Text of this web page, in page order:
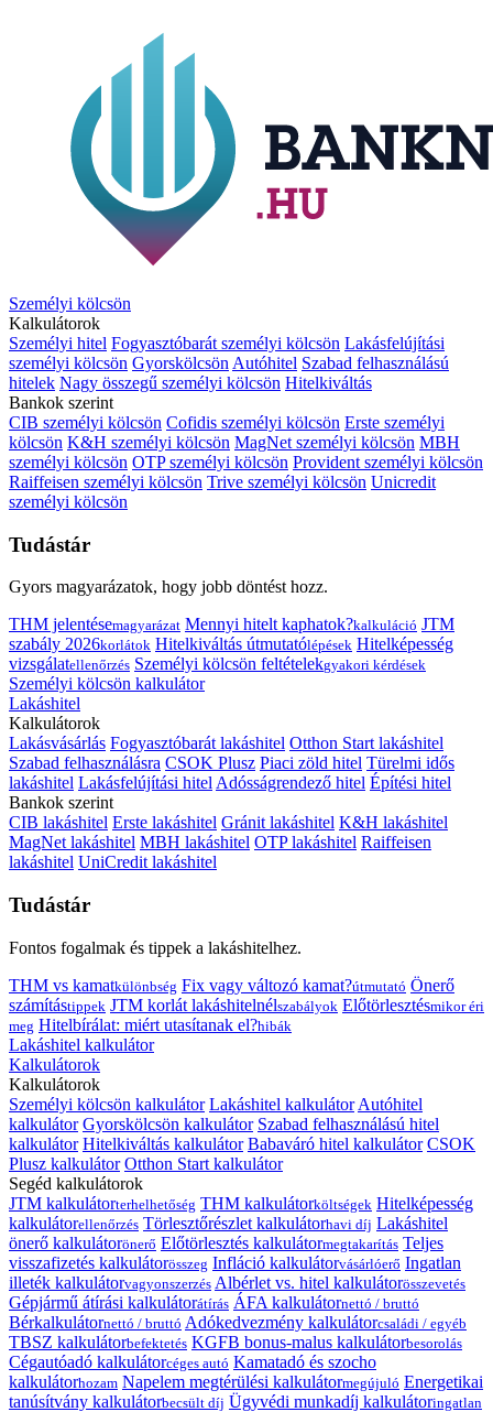
Személyi kölcsön
Kalkulátorok
Személyi hitel Fogyasztóbarát személyi kölcsön Lakásfelújítási
személyi kölcsön Gyorskölcsön Autóhitel Szabad felhasználású
hitelek Nagy összegű személyi kölcsön Hitelkiváltás
Bankok szerint
CIB személyi kölcsön Cofidis személyi kölcsön Erste személyi
kölcsön K&H személyi kölcsön MagNet személyi kölcsön MBH
személyi kölcsön OTP személyi kölcsön Provident személyi kölcsön
Raiffeisen személyi kölcsön Trive személyi kölcsön Unicredit
személyi kölcsön
Tudástár
Gyors magyarázatok, hogy jobb döntést hozz.
THM jelentésemagyarázat Mennyi hitelt kaphatok?kalkuláció JTM
szabály 2026korlátok Hitelkiváltás útmutatólépések Hitelképesség
vizsgálatellenőrzés Személyi kölcsön feltételekgyakori kérdések
Személyi kölcsön kalkulátor
Lakáshitel
Kalkulátorok
Lakásvásárlás Fogyasztóbarát lakáshitel Otthon Start lakáshitel
Szabad felhasználásra CSOK Plusz Piaci zöld hitel Türelmi idős
lakáshitel Lakásfelújítási hitelAdósságrendező hitel Építési hitel
Bankok szerint
CIB lakáshitel Erste lakáshitel Gránit lakáshitel K&H lakáshitel
MagNet lakáshitel MBH lakáshitel OTP lakáshitel Raiffeisen
lakáshitel UniCredit lakáshitel
Tudástár
Fontos fogalmak és tippek a lakáshitelhez.
THM vs kamatkülönbség Fix vagy változó kamat?útmutató Önerő
számítástippek JTM korlát lakáshitelnélszabályok Előtörlesztésmikor éri
meg Hitelbírálat: miért utasítanak el?hibák
Lakáshitel kalkulátor
Kalkulátorok
Kalkulátorok
Személyi kölcsön kalkulátor Lakáshitel kalkulátor Autóhitel
kalkulátor Gyorskölcsön kalkulátor Szabad felhasználású hitel
kalkulátor Hitelkiváltás kalkulátor Babaváró hitel kalkulátor CSOK
Plusz kalkulátor Otthon Start kalkulátor
Segéd kalkulátorok
JTM kalkulátorterhelhetőség THM kalkulátorköltségek Hitelképesség
kalkulátorellenőrzés Törlesztőrészlet kalkulátorhavi díj Lakáshitel
önerő kalkulátorönerő Előtörlesztés kalkulátormegtakarítás Teljes
visszafizetés kalkulátorösszeg Infláció kalkulátorvásárlóerő Ingatlan
illeték kalkulátorvagyonszerzés Albérlet vs. hitel kalkulátorösszevetés
Gépjármű átírási kalkulátorátírás ÁFA kalkulátornettó / bruttó
Bérkalkulátornettó / bruttó Adókedvezmény kalkulátorcsaládi / egyéb
TBSZ kalkulátorbefektetés KGFB bonus-malus kalkulátorbesorolás
Cégautóadó kalkulátorcéges autó Kamatadó és szocho
kalkulátorhozam Napelem megtérülési kalkulátormegújuló Energetikai
tanúsítvány kalkulátorbecsült díj Ügyvédi munkadíj kalkulátoringatlan